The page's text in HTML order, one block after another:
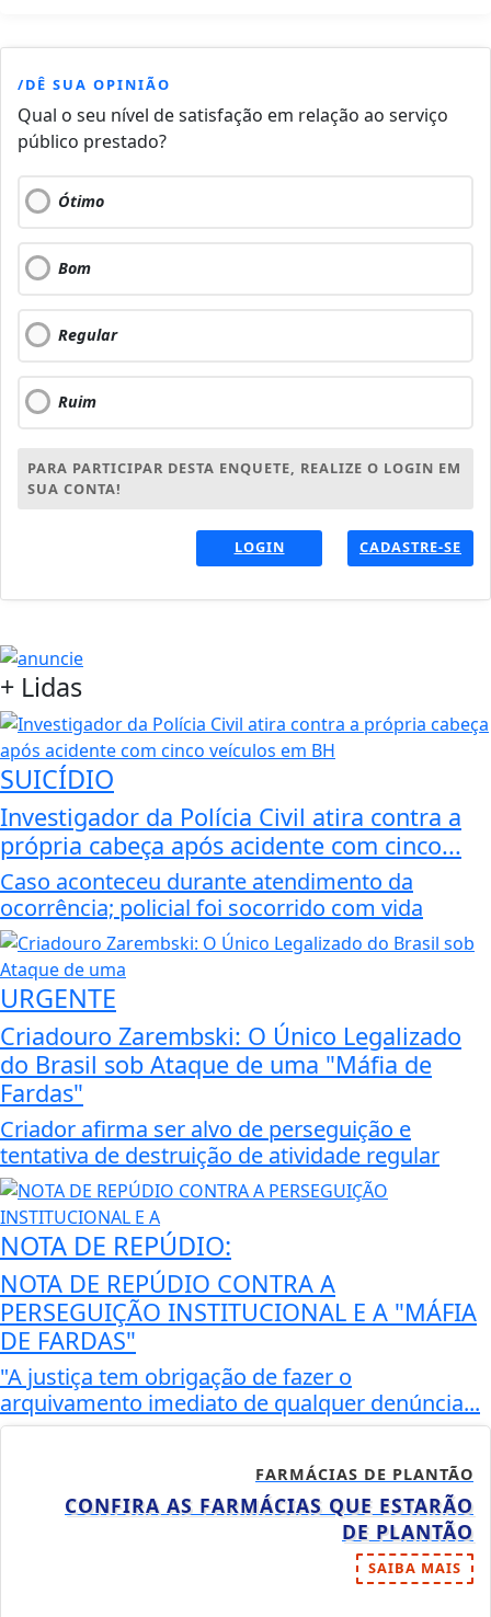
/DÊ SUA OPINIÃO
Qual o seu nível de satisfação em relação ao serviço
público prestado?
Ótimo
Bom
Regular
Ruim
PARA PARTICIPAR DESTA ENQUETE, REALIZE O LOGIN EM
SUA CONTA!
LOGIN CADASTRE-SE
+ Lidas
SUICÍDIO
Investigador da Polícia Civil atira contra a
própria cabeça após acidente com cinco...
Caso aconteceu durante atendimento da
ocorrência; policial foi socorrido com vida
URGENTE
Criadouro Zarembski: O Único Legalizado
do Brasil sob Ataque de uma "Máfia de
Fardas"
Criador afirma ser alvo de perseguição e
tentativa de destruição de atividade regular
NOTA DE REPÚDIO:
NOTA DE REPÚDIO CONTRA A
PERSEGUIÇÃO INSTITUCIONAL E A "MÁFIA
DE FARDAS"
"A justiça tem obrigação de fazer o
arquivamento imediato de qualquer denúncia...
FARMÁCIAS DE PLANTÃO
CONFIRA AS FARMÁCIAS QUE ESTARÃO
DE PLANTÃO
SAIBA MAIS